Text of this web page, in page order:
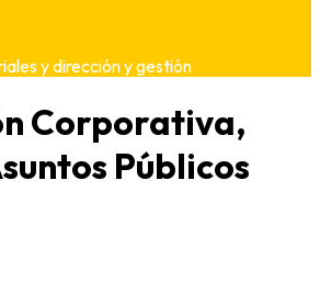
y dirección y gestión
Corporativa,
Públicos